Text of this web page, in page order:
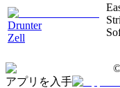
Drunter
Zell
アプリを入手